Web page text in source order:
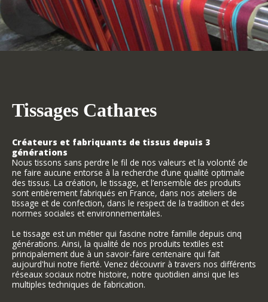
Tissages Cathares
Créateurs et fabriquants de tissus depuis 3
générations
Nous tissons sans perdre le fil de nos valeurs et la volonté de
ne faire aucune entorse à la recherche d’une qualité optimale
des tissus. La création, le tissage, et l’ensemble des produits
sont entièrement fabriqués en France, dans nos ateliers de
tissage et de confection, dans le respect de la tradition et des
normes sociales et environnementales.
Le tissage est un métier qui fascine notre famille depuis cinq
générations. Ainsi, la qualité de nos produits textiles est
principalement due à un savoir-faire centenaire qui fait
aujourd'hui notre fierté. Venez découvrir à travers nos différents
réseaux sociaux notre histoire, notre quotidien ainsi que les
multiples techniques de fabrication.